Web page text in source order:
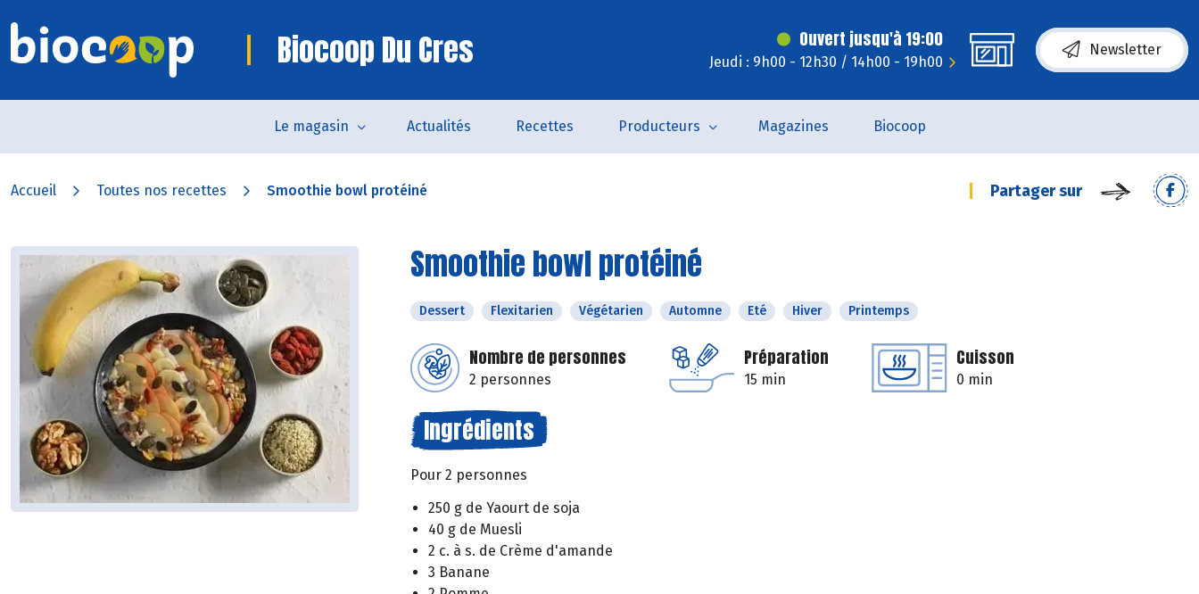
Biocoop Du Cres Ouvert jusqu'à 19:00
Jeudi : 9h00 - 12h30 / 14h00 - 19h00
Newsletter
Le magasin Actualités Recettes Producteurs Magazines Biocoop
Accueil Toutes nos recettes Smoothie bowl protéiné Partager sur
Smoothie bowl protéiné
Dessert Flexitarien Végétarien Automne Eté Hiver Printemps
Nombre de personnes
2 personnes
Préparation
15 min
Cuisson
0 min
Ingrédients
Pour 2 personnes
250 g de Yaourt de soja
40 g de Muesli
2 c. à s. de Crème d'amande
3 Banane